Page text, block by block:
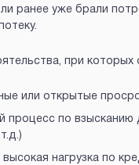
ранее уже брали
при которых
или открытые
процесс по взысканию
нагрузка по